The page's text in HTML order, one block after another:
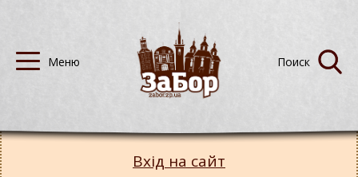
Вхід на сайт